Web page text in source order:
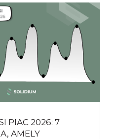
PIAC 2026: 7
AMELY